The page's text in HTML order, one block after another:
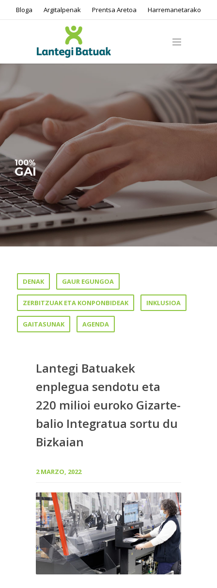
Bloga Argitalpenak Prentsa Aretoa Harremanetarako
100%
GAI
DENAK GAUR EGUNGOA
ZERBITZUAK ETA KONPONBIDEAK INKLUSIOA
GAITASUNAK AGENDA
Lantegi Batuakek
enplegua sendotu eta
220 milioi euroko Gizarte-
balio Integratua sortu du
Bizkaian
2 MARZO, 2022